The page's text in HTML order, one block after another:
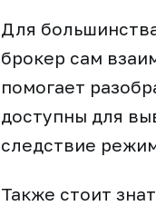
Для
брокер сам
помогает
доступны для
следствие
Также стоит